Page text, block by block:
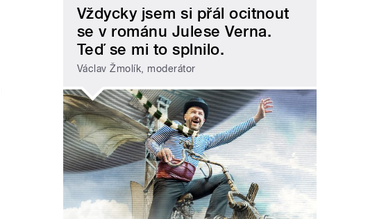
Vždycky jsem si přál ocitnout
se v románu Julese Verna.
Teď se mi to splnilo.
Václav Žmolík, moderátor